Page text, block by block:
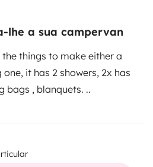
lhe a sua campervan
things to make either a
it has 2 showers, 2x has
bags , blanquets. ..